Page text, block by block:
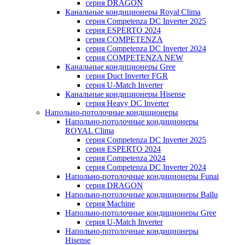
серия DRAGON
Канальные кондиционеры Royal Clima
серия Competenza DC Inverter 2025
серия ESPERTO 2024
серия COMPETENZA
серия Competenza DC Inverter 2024
серия COMPETENZA NEW
Канальные кондиционеры Gree
серия Duct Inverter FGR
серия U-Match Inverter
Канальные кондиционеры Hisense
серия Heavy DC Inverter
Напольно-потолочные кондиционеры
Напольно-потолочные кондиционеры
ROYAL Clima
серия Competenza DC Inverter 2025
серия ESPERTO 2024
серия Competenza 2024
серия Competenza DC Inverter 2024
Напольно-потолочные кондиционеры Funai
серия DRAGON
Напольно-потолочные кондиционеры Ballu
серия Machine
Напольно-потолочные кондиционеры Gree
серия U-Match Inverter
Напольно-потолочные кондиционеры
Hisense